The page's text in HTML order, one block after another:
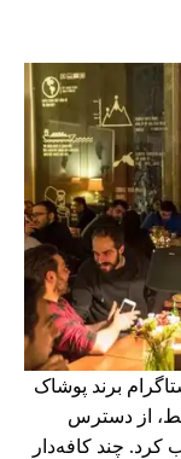
برند پوشاک
از دسترس
کرد. چند کافه‌‌دار